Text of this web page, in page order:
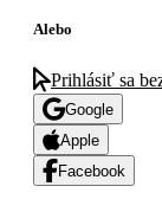
Alebo
Prihlásiť sa
Google
Apple
Facebook